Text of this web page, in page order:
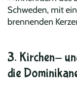
3. Kirchen-
die